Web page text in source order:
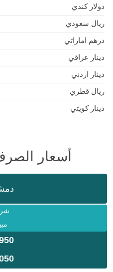
دولار كندي
ريال سعودي
درهم اماراتي
دينار عراقي
دينار اردني
ريال قطري
دينار كويتي
أسعار